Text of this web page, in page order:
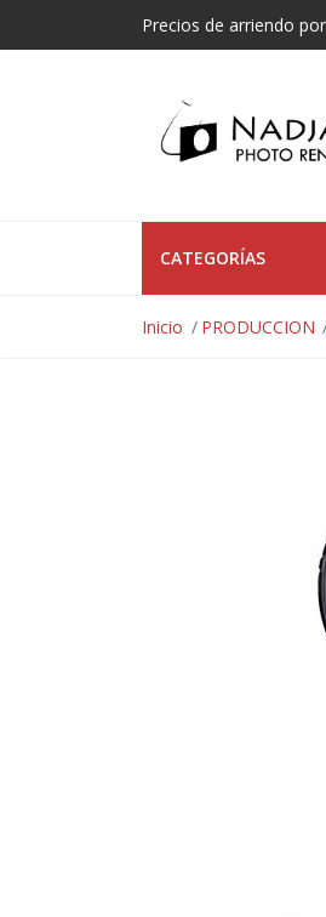
Precios de arriendo
CATEGORÍAS
Inicio PRODUCCION